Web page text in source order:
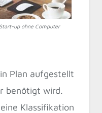
up ohne Computer
Plan aufgestellt
benötigt wird.
Klassifikation